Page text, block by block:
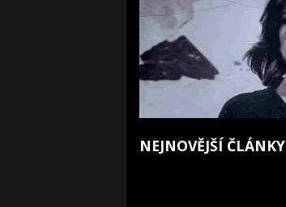
NEJNOVĚJŠÍ ČLÁNKY